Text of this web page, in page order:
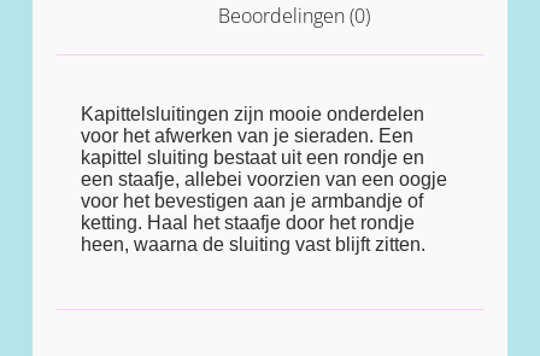
Beoordelingen (0)
Kapittelsluitingen zijn mooie onderdelen
voor het afwerken van je sieraden. Een
kapittel sluiting bestaat uit een rondje en
een staafje, allebei voorzien van een oogje
voor het bevestigen aan je armbandje of
ketting. Haal het staafje door het rondje
heen, waarna de sluiting vast blijft zitten.